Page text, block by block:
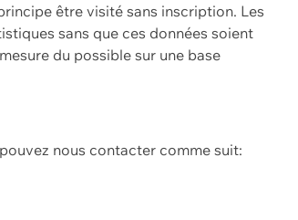
être visité sans inscription. Les
sans que ces données soient
du possible sur une base
nous contacter comme suit: